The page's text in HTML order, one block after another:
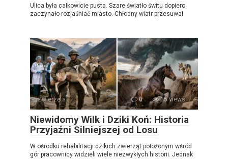
Ulica była całkowicie pusta. Szare światło świtu dopiero
zaczynało rozjaśniać miasto. Chłodny wiatr przesuwał
Zwierzęta 0 35 views
Niewidomy Wilk i Dziki Koń: Historia
Przyjaźni Silniejszej od Losu
W ośrodku rehabilitacji dzikich zwierząt położonym wśród
gór pracownicy widzieli wiele niezwykłych historii. Jednak